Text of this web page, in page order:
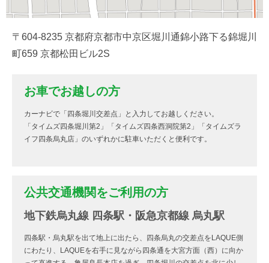
〒604-8235 京都府京都市中京区堀川通錦小路下る錦堀川
町659 京都松田ビル2S
お車でお越しの方
カーナビで「四条堀川交差点」と入力してお越しください。
「タイムズ四条堀川第2」「タイムズ四条西洞院第2」「タイムズラ
イフ四条烏丸店」のいずれかに駐車いただくと便利です。
公共交通機関をご利用の方
地下鉄烏丸線 四条駅・阪急京都線 烏丸駅
四条駅・烏丸駅を出て地上に出たら、四条烏丸の交差点をLAQUE側
にわたり、LAQUEを右手に見ながら四条通を大宮方面（西）に向か